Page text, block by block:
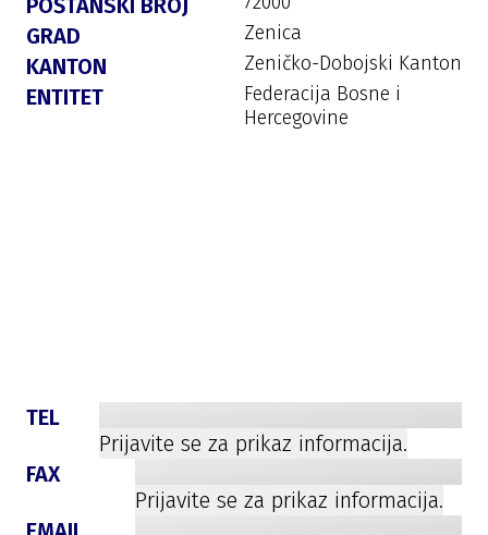
POŠTANSKI BROJ
GRAD Zenica
KANTON Zeničko-Dobojski Kanton
ENTITET
Federacija Bosne i
Hercegovine
TEL
Prijavite se za prikaz informacija.
FAX
Prijavite se za prikaz informacija.